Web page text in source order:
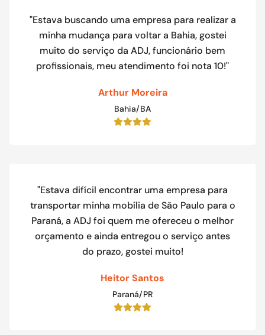
"Estava buscando uma empresa para realizar a
minha mudança para voltar a Bahia, gostei
muito do serviço da ADJ, funcionário bem
profissionais, meu atendimento foi nota 10!"
Arthur Moreira
Bahia/BA
"Estava difícil encontrar uma empresa para
transportar minha mobília de São Paulo para o
Paraná, a ADJ foi quem me ofereceu o melhor
orçamento e ainda entregou o serviço antes
do prazo, gostei muito!
Heitor Santos
Paraná/PR